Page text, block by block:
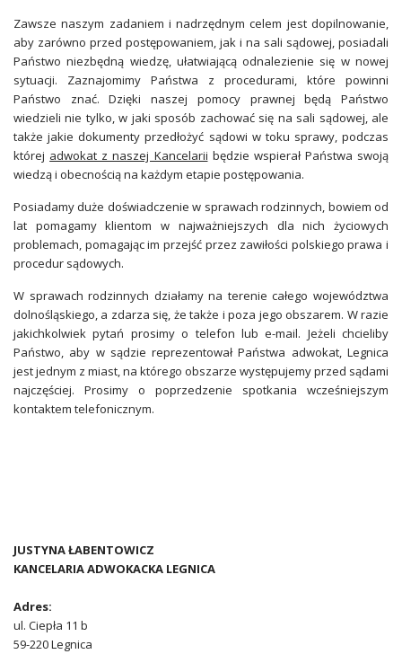
Zawsze naszym zadaniem i nadrzędnym celem jest dopilnowanie,
aby zarówno przed postępowaniem, jak i na sali sądowej, posiadali
Państwo niezbędną wiedzę, ułatwiającą odnalezienie się w nowej
sytuacji. Zaznajomimy Państwa z procedurami, które powinni
Państwo znać. Dzięki naszej pomocy prawnej będą Państwo
wiedzieli nie tylko, w jaki sposób zachować się na sali sądowej, ale
także jakie dokumenty przedłożyć sądowi w toku sprawy, podczas
której adwokat z naszej Kancelarii będzie wspierał Państwa swoją
wiedzą i obecnością na każdym etapie postępowania.
Posiadamy duże doświadczenie w sprawach rodzinnych, bowiem od
lat pomagamy klientom w najważniejszych dla nich życiowych
problemach, pomagając im przejść przez zawiłości polskiego prawa i
procedur sądowych.
W sprawach rodzinnych działamy na terenie całego województwa
dolnośląskiego, a zdarza się, że także i poza jego obszarem. W razie
jakichkolwiek pytań prosimy o telefon lub e-mail. Jeżeli chcieliby
Państwo, aby w sądzie reprezentował Państwa adwokat, Legnica
jest jednym z miast, na którego obszarze występujemy przed sądami
najczęściej. Prosimy o poprzedzenie spotkania wcześniejszym
kontaktem telefonicznym.
JUSTYNA ŁABENTOWICZ
KANCELARIA ADWOKACKA LEGNICA
Adres:
ul. Ciepła 11 b
59-220 Legnica